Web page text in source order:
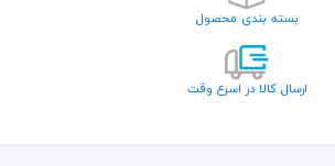
بسته بندی محصول
ارسال کالا در اسرع وقت